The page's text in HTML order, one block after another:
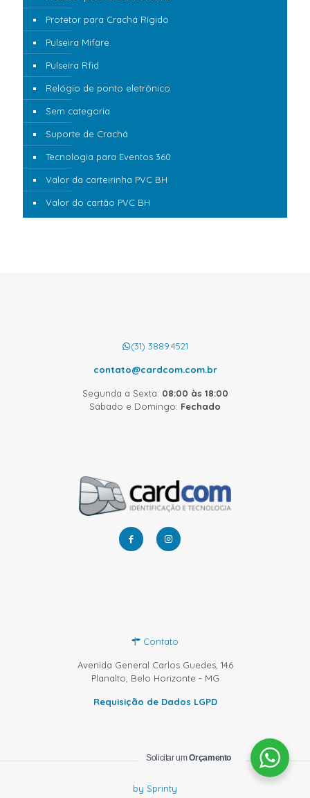
Protetor para Crachá Rígido
Pulseira Mifare
Pulseira Rfid
Relógio de ponto eletrônico
Sem categoria
Suporte de Crachá
Tecnologia para Eventos 360
Valor da carteirinha PVC BH
Valor do cartão PVC BH
(31) 3889.4521
contato@cardcom.com.br
Segunda a Sexta: 08:00 às 18:00
Sábado e Domingo: Fechado
Contato
Avenida General Carlos Guedes, 146
Planalto, Belo Horizonte - MG
Requisição de Dados LGPD
by Sprinty
Solicitar umOrçamento